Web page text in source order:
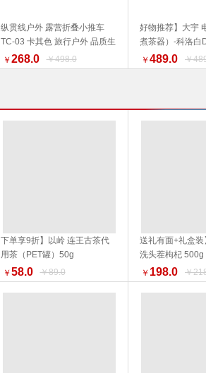
纵贯线户外 露营折叠小推车
TC-03 卡其色 旅行户外 品质生
活 野营露营装备
￥ 268.0 ￥498.0
好物推荐】大宇
煮茶器）-科洛白
陶炉 品质生活 厨
营露营装备 健康
￥ 489.0 ￥
下单享9折】以岭 连王古茶代
用茶（PET罐）50g
￥ 58.0 ￥89.0
送礼有面+礼盒装
洗头茬枸杞 500g
荐 特价促销
￥ 198.0 ￥